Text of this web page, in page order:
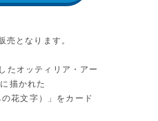
となります。
たオッティリア・アー
描かれた
花文字）」をカード